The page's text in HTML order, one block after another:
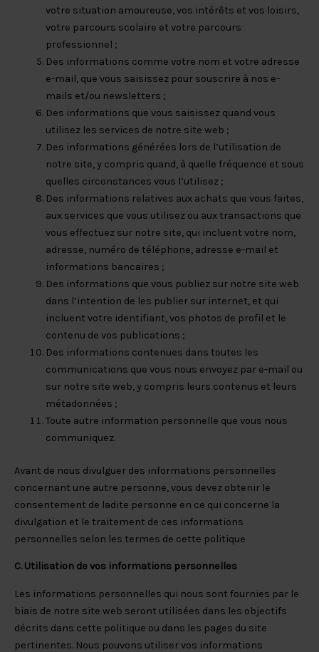
votre situation amoureuse, vos intérêts et vos loisirs,
votre parcours scolaire et votre parcours
professionnel ;
Des informations comme votre nom et votre adresse
e-mail, que vous saisissez pour souscrire à nos e-
mails et/ou newsletters ;
Des informations que vous saisissez quand vous
utilisez les services de notre site web ;
Des informations générées lors de l’utilisation de
notre site, y compris quand, à quelle fréquence et sous
quelles circonstances vous l’utilisez ;
Des informations relatives aux achats que vous faites,
aux services que vous utilisez ou aux transactions que
vous effectuez sur notre site, qui incluent votre nom,
adresse, numéro de téléphone, adresse e-mail et
informations bancaires ;
Des informations que vous publiez sur notre site web
dans l’intention de les publier sur internet, et qui
incluent votre identifiant, vos photos de profil et le
contenu de vos publications ;
Des informations contenues dans toutes les
communications que vous nous envoyez par e-mail ou
sur notre site web, y compris leurs contenus et leurs
métadonnées ;
Toute autre information personnelle que vous nous
communiquez.
Avant de nous divulguer des informations personnelles
concernant une autre personne, vous devez obtenir le
consentement de ladite personne en ce qui concerne la
divulgation et le traitement de ces informations
personnelles selon les termes de cette politique
C. Utilisation de vos informations personnelles
Les informations personnelles qui nous sont fournies par le
biais de notre site web seront utilisées dans les objectifs
décrits dans cette politique ou dans les pages du site
pertinentes. Nous pouvons utiliser vos informations